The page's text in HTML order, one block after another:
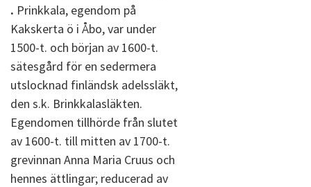
. Prinkkala, egendom på
Kakskerta ö i Åbo, var under
1500-t. och början av 1600-t.
sätesgård för en sedermera
utslocknad finländsk adelssläkt,
den s.k. Brinkkalasläkten.
Egendomen tillhörde från slutet
av 1600-t. till mitten av 1700-t.
grevinnan Anna Maria Cruus och
hennes ättlingar; reducerad av